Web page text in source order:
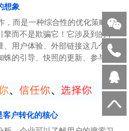
想象
，而是一种综合性的优化策略。
擎而不是欺骗它！它涉及到的不
用户体验、外部链接这几个方
蛛的引导、快照的更新、参与排
客户转化的核心